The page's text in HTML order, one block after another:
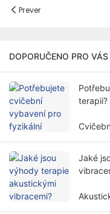
Prever
DOPORUČENO PRO VÁS
terapii?
dimenzí.
Jaké